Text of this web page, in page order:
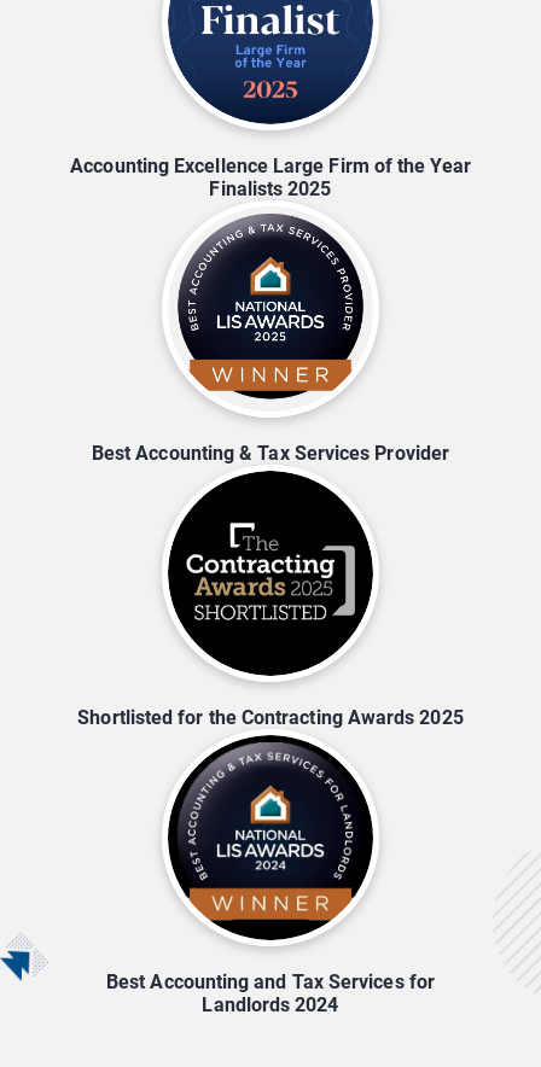
Accounting Excellence Large Firm of the Year
Finalists 2025
Best Accounting & Tax Services Provider
Shortlisted for the Contracting Awards 2025
Best Accounting and Tax Services for
Landlords 2024